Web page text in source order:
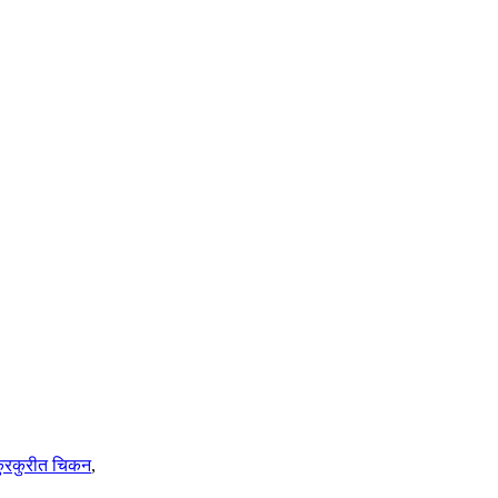
चिकन,